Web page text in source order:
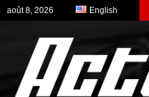
août 8, 2026 English